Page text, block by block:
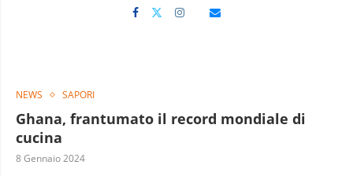
NEWS SAPORI
Ghana, frantumato il record mondiale di
cucina
8 Gennaio 2024